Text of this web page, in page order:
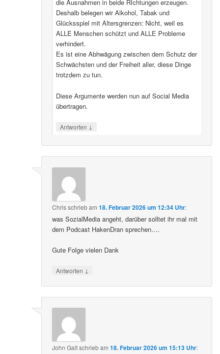
die Ausnahmen in beide RIchtungen erzeugen.
Deshalb belegen wir Alkohol, Tabak und
Glücksspiel mit Altersgrenzen: Nicht, weil es
ALLE Menschen schützt und ALLE Probleme
verhindert.
Es ist eine Abhwägung zwischen dem Schutz der
Schwächsten und der Freiheit aller, diese Dinge
trotzdem zu tun.
Diese Argumente werden nun auf Social Media
übertragen.
Antworten ↓
Chrisschriebam18. Februar 2026 um 12:34 Uhr:
was SozialMedia angeht, darüber solltet ihr mal mit
dem Podcast HakenDran sprechen….
Gute Folge vielen Dank
Antworten ↓
John Galtschriebam18. Februar 2026 um 15:13 Uhr: